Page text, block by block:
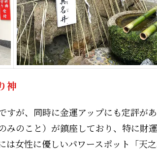
神
が、同時に金運アップにも定評があ
みのこと）が鎮座しており、特に財
女性に優しいパワースポット「天